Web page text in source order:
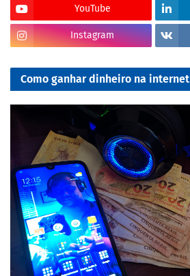
YouTube
Instagram
Como ganhar dinheiro na internet